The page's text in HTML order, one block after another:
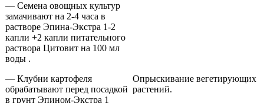
— Семена овощных культур
замачивают на 2-4 часа в
растворе Эпина-Экстра 1-2
капли +2 капли питательного
раствора Цитовит на 100 мл
воды .
— Клубни картофеля
обрабатывают перед посадкой
в грунт Эпином-Экстра 1
Опрыскивание вегетирующих
растений.